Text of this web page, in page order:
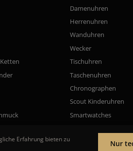
Damenuhren
Herrenuhren
Wanduhren
Wecker
Tischuhren
Taschenuhren
Chronographen
Scout Kinderuhren
Smartwatches
Erfahrung bieten zu
Nur